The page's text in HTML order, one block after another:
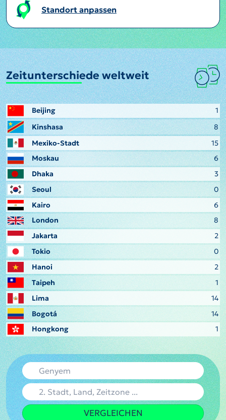
Standort anpassen
Zeitunterschiede weltweit
Beijing
1
Kinshasa
8
Mexiko-Stadt
15
Moskau
6
Dhaka
3
Seoul
0
Kairo
6
London
8
Jakarta
2
Tokio
0
Hanoi
2
Taipeh
1
Lima
14
Bogotá
14
Hongkong
1
VERGLEICHEN